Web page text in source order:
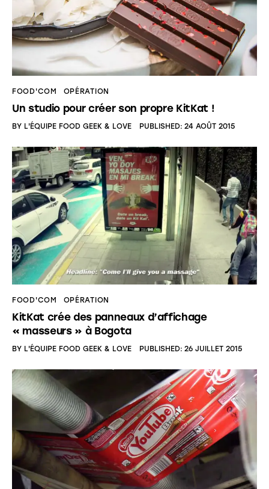
FOOD'COM OPÉRATION
Un studio pour créer son propre KitKat !
BY L'ÉQUIPE FOOD GEEK & LOVE PUBLISHED: 24 AOÛT 2015
FOOD'COM OPÉRATION
KitKat crée des panneaux d’affichage
« masseurs » à Bogota
BY L'ÉQUIPE FOOD GEEK & LOVE PUBLISHED: 26 JUILLET 2015